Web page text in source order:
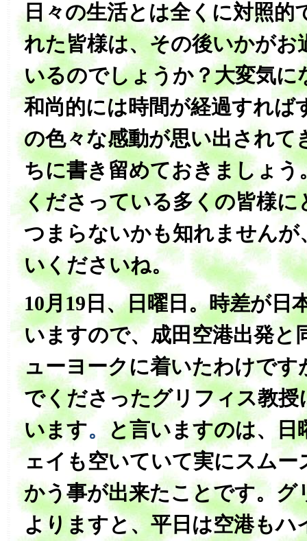
日々の生活とは全くに対照的
れた皆様は、その後いかがお
いるのでしょうか？大変気に
和尚的には時間が経過すれば
の色々な感動が思い出されて
ちに書き留めておきましょ
くださっている多くの皆様
つまらないかも知れませんが
いくださいね。
10月19日、日曜日。時差が日
いますので、成田空港出発と
ューヨークに着いたわけです
でくださったグリフィス教授
います。 と言いますのは、日
ェイも空いていて実にスムー
かう事が出来たことです。グ
よりますと、平日は空港もハ